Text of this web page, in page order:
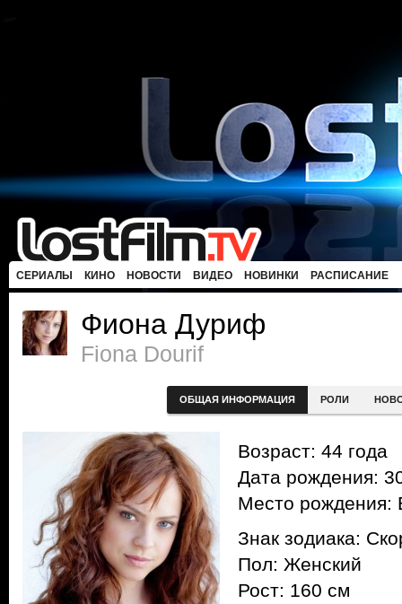
СЕРИАЛЫ КИНО НОВОСТИ ВИДЕО НОВИНКИ РАСПИСАНИЕ
Фиона Дуриф
Fiona Dourif
ОБЩАЯ ИНФОРМАЦИЯ РОЛИ
Возраст: 44 года
Дата рождения:
Место
Знак зодиака:
Пол: Женский
Рост: 160 см